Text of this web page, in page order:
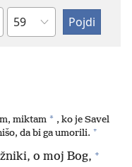
Poglavje
miktam * , ko je Savel
da bi ga umorili. +
o moj Bog, +